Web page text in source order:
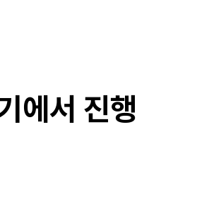
에서 진행